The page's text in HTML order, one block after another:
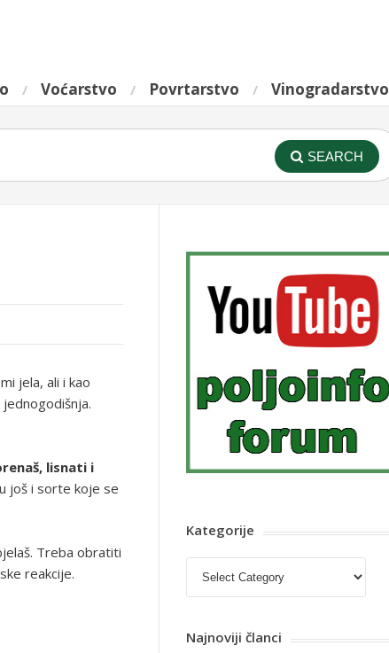
Voćarstvo Povrtarstvo Vinogradarstvo
SEARCH
jela, ali i kao
lisnati i
još i sorte koje se
Treba obratiti
reakcije.
Kategorije
Najnoviji članci